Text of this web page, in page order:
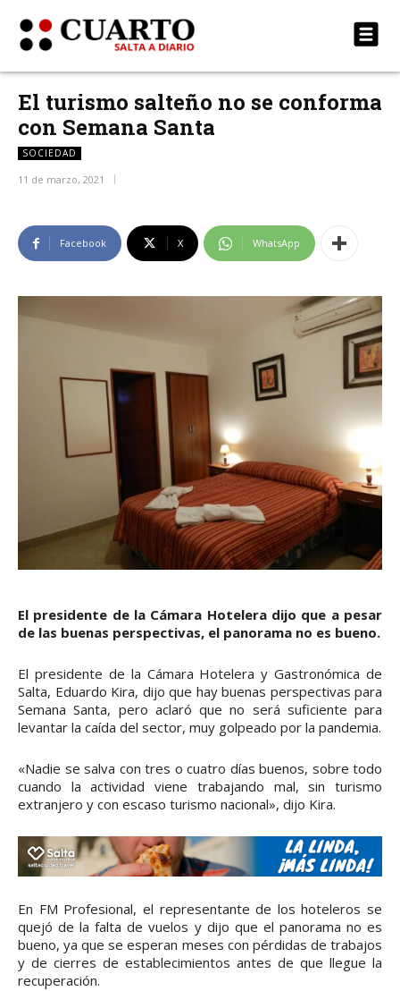
El turismo salteño no se conforma
con Semana Santa
SOCIEDAD
11 de marzo, 2021
Facebook X WhatsApp
El presidente de la Cámara Hotelera dijo que a pesar
de las buenas perspectivas, el panorama no es bueno.
El presidente de la Cámara Hotelera y Gastronómica de
Salta, Eduardo Kira, dijo que hay buenas perspectivas para
Semana Santa, pero aclaró que no será suficiente para
levantar la caída del sector, muy golpeado por la pandemia.
«Nadie se salva con tres o cuatro días buenos, sobre todo
cuando la actividad viene trabajando mal, sin turismo
extranjero y con escaso turismo nacional», dijo Kira.
En FM Profesional, el representante de los hoteleros se
quejó de la falta de vuelos y dijo que el panorama no es
bueno, ya que se esperan meses con pérdidas de trabajos
y de cierres de establecimientos antes de que llegue la
recuperación.